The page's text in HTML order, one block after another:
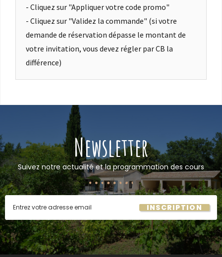
- Cliquez sur "Appliquer votre code promo"
- Cliquez sur "Validez la commande" (si votre
demande de réservation dépasse le montant de
votre invitation, vous devez régler par CB la
différence)
Newsletter
Suivez notre actualité et la programmation des cours
INSCRIPTION